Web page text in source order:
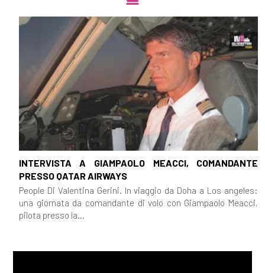
INTERVISTA A GIAMPAOLO MEACCI, COMANDANTE
PRESSO QATAR AIRWAYS
People Di Valentina Gerini. In viaggio da Doha a Los angeles:
una giornata da comandante di volo con Giampaolo Meacci,
pilota presso la...